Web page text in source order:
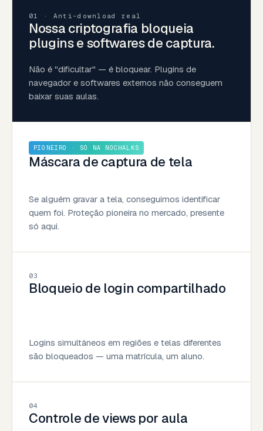
01 · Anti-download real
Nossa criptografia bloqueia
plugins e softwares de captura.
Não é "dificultar" — é bloquear. Plugins de
navegador e softwares externos não conseguem
baixar suas aulas.
PIONEIRO · SÓ NA NOCHALKS
Máscara de captura de tela
Se alguém gravar a tela, conseguimos identificar
quem foi. Proteção pioneira no mercado, presente
só aqui.
03
Bloqueio de login compartilhado
Logins simultâneos em regiões e telas diferentes
são bloqueados — uma matrícula, um aluno.
04
Controle de views por aula